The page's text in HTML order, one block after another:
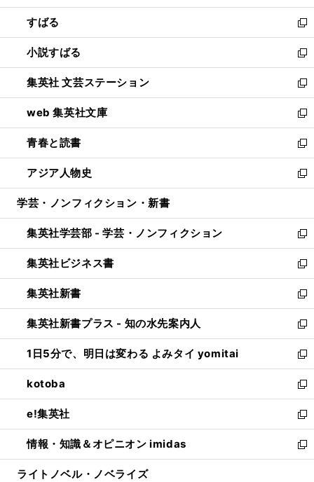
開
く
ウ
で
開
く
ン
ド
ウ
で
開
く
すばる
新
し
い
ウ
ィ
ン
ド
ウ
で
開
く
小説すばる
新
し
い
ウ
ィ
ン
ド
ウ
で
開
集英社 文芸ステーション
新
し
い
ウ
ィ
ン
ド
ウ
開
く
web 集英社文庫
新
し
い
ウ
ィ
ン
ウ
で
開
く
青春と読書
新
し
い
ウ
ン
ド
ウ
で
開
く
アジア人物史
新
し
ウ
ィ
ン
ド
ウ
で
開
く
学芸・ノンフィクション・新書
集英社学芸部 - 学芸・ノンフィクション
新
し
い
ウ
ィ
ン
ド
ウ
で
開
く
集英社ビジネス書
新
し
い
ウ
ィ
ン
ド
ウ
で
開
く
集英社新書
新
し
い
ウ
ィ
ン
ド
ウ
で
開
く
集英社新書プラス - 知の水先案内人
新
し
い
ウ
ィ
ン
ド
ウ
で
開
1日5分で、明日は変わる よみタイ yomitai
新
し
い
ウ
ィ
ン
ド
ウ
kotoba
新
し
い
ウ
ィ
ン
e!集英社
新
し
い
ウ
情報・知識＆オピニオン imidas
新
し
ライトノベル・ノベライズ